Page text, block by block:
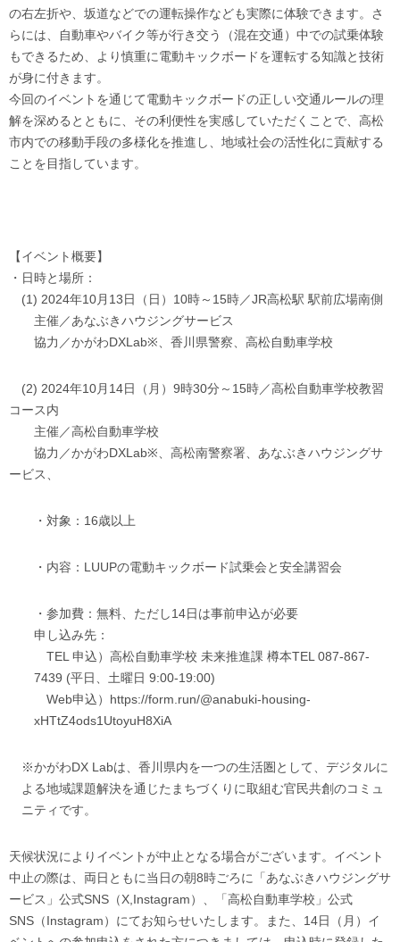
の右左折や、坂道などでの運転操作なども実際に体験できます。さ
らには、自動車やバイク等が行き交う（混在交通）中での試乗体験
もできるため、より慎重に電動キックボードを運転する知識と技術
が身に付きます。
今回のイベントを通じて電動キックボードの正しい交通ルールの理
解を深めるとともに、その利便性を実感していただくことで、高松
市内での移動手段の多様化を推進し、地域社会の活性化に貢献する
ことを目指しています。
【イベント概要】
・日時と場所：
(1) 2024年10月13日（日）10時～15時／JR高松駅 駅前広場南側
主催／あなぶきハウジングサービス
協力／かがわDXLab※、香川県警察、高松自動車学校
(2) 2024年10月14日（月）9時30分～15時／高松自動車学校教習
コース内
主催／高松自動車学校
協力／かがわDXLab※、高松南警察署、あなぶきハウジングサ
ービス、
・対象：16歳以上
・内容：LUUPの電動キックボード試乗会と安全講習会
・参加費：無料、ただし14日は事前申込が必要
申し込み先：
TEL 申込）高松自動車学校 未来推進課 樽本TEL 087-867-
7439 (平日、土曜日 9:00-19:00)
Web申込） https://form.run/@anabuki-housing-
xHTtZ4ods1UtoyuH8XiA
※かがわDX Labは、香川県内を一つの生活圏として、デジタルに
よる地域課題解決を通じたまちづくりに取組む官民共創のコミュ
ニティです。
天候状況によりイベントが中止となる場合がございます。イベント
中止の際は、両日ともに当日の朝8時ごろに「あなぶきハウジングサ
ービス」公式SNS（X,Instagram）、「高松自動車学校」公式
SNS（Instagram）にてお知らせいたします。また、14日（月）イ